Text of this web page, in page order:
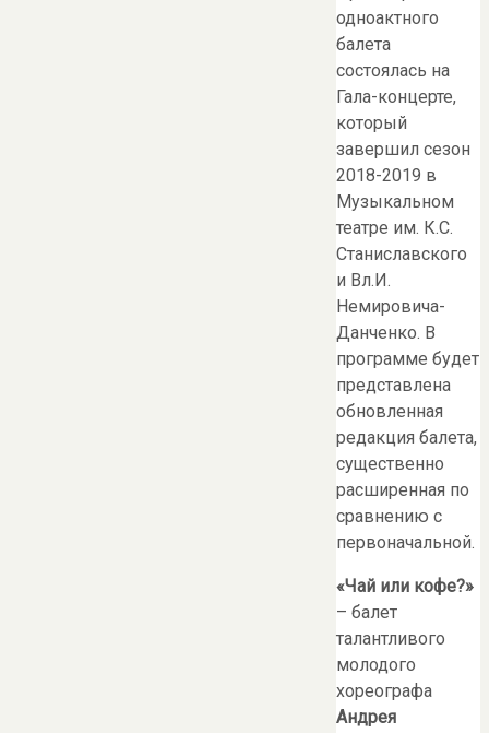
одноактного
балета
состоялась на
Гала-концерте,
который
завершил сезон
2018-2019 в
Музыкальном
театре им. К.С.
Станиславского
и Вл.И.
Немировича-
Данченко. В
программе будет
представлена
обновленная
редакция балета,
существенно
расширенная по
сравнению с
первоначальной.
«Чай или кофе?»
– балет
талантливого
молодого
хореографа
Андрея